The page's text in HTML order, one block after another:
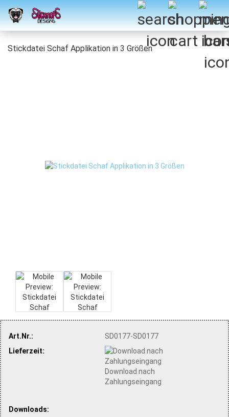
Stickdatei Schaf Applikation in 3 Größen
Art.Nr.:
SD0177-SD0177
Lieferzeit:
Download nach
Zahlungseingang
Downloads: